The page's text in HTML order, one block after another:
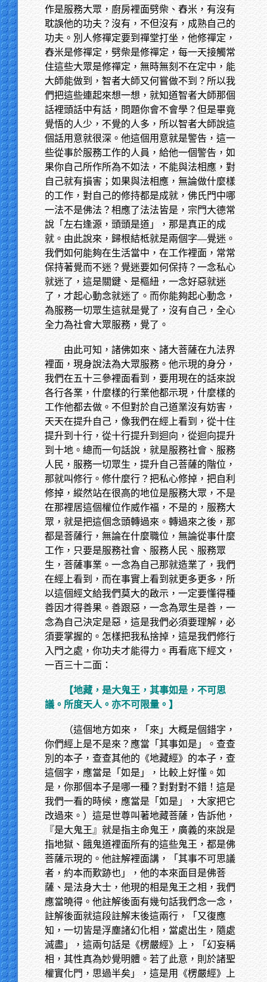
作是服務大眾，廚房裡面劈柴、舂米，有沒有
耽誤他的功夫？沒有，不但沒有，成熟自己的
功夫。別人修禪定要到禪堂打坐，他修禪定，
舂米是修禪定，劈柴是修禪定，每一天接觸常
住這些大眾是修禪定，無時無刻不在定中，能
大師能做到，智者大師又何嘗做不到？所以我
們把這些連起來想一想，就知道智者大師那個
話裡頭話中有話，問題你會不會學？但是畢竟
覺悟的人少，不覺的人多，所以智者大師說這
個話用意就很深。他這個用意就是警告，這一
些從事於服務工作的人員，給他一個警告，如
果你自己所作所為不如法，不能與法相應，對
自己就有損害；如果與法相應，無論做什麼樣
的工作，對自己的修持都是成就，佛氏門中哪
一法不是佛法？相應了法法皆是，宗門大德常
說「左右逢源，頭頭是道」，那是真正的成
就。由此說來，歸根結柢就是兩個字—覺迷。
我們如何能夠在生活當中，在工作裡面，常常
保持著覺而不迷？覺迷要如何保持？一念私心
就迷了，這是關鍵、是樞紐，一念好惡就迷
了，才起心動念就迷了。而你能夠起心動念，
為服務一切眾生這就是覺了，沒有自己，全心
全力為社會大眾服務，覺了。
由此可知，諸佛如來、諸大菩薩在九法界
裡面，現身說法為大眾服務。他示現的身分，
我們在五十三參裡面看到，要用現在的話來說
各行各業，什麼樣的行業他都示現，什麼樣的
工作他都去做。不但對於自己道業沒有妨害，
天天在提升自己，像我們在經上看到，從十住
提升到十行，從十行提升到迴向，從迴向提升
到十地。總而一句話說，就是服務社會、服務
人民，服務一切眾生，提升自己菩薩的階位，
那就叫修行。修什麼行？把私心修掉，把自利
修掉，縱然站在很高的地位是服務大眾，不是
在那裡居這個權位作威作福，不是的，服務大
眾，就是把這個念頭轉過來。轉過來之後，那
都是菩薩行，無論在什麼職位，無論從事什麼
工作，只要是服務社會、服務人民、服務眾
生，菩薩事業。一念為自己那就造業了，我們
在經上看到，而在事實上看到就更多更多，所
以這個經文給我們莫大的啟示，一定要懂得種
善因才得善果。善跟惡，一念為眾生是善，一
念為自己決定是惡，這是我們必須要理解，必
須要掌握的。怎樣把我私捨掉，這是我們修行
入門之處，你功夫才能得力。再看底下經文，
一百三十二面：
【地藏，是大鬼王，其事如是，不可思
議。所度天人。亦不可限量。】
（這個地方如來，「來」大概是個錯字，
你們經上是不是來？應當「其事如是」。查查
別的本子，查查其他的《地藏經》的本子，查
這個字，應當是「如是」，比較上好懂。如
是，你那個本子是哪一種？對對對不錯！這是
我們一看的時候，應當是「如是」，大家把它
改過來。）這是世尊叫著地藏菩薩，告訴他，
『是大鬼王』就是指主命鬼王，廣義的來說是
指地獄、餓鬼道裡面所有的這些鬼王，都是佛
菩薩示現的。他註解裡面講，「其事不可思議
者，約本而歎跡也」，他的本來面目是佛菩
薩、是法身大士，他現的相是鬼王之相，我們
應當曉得。他註解後面有幾句話我們念一念，
註解後面就這段註解末後這兩行，「又復應
知，一切皆是浮塵諸幻化相，當處出生，隨處
滅盡」，這兩句話是《楞嚴經》上，「幻妄稱
相，其性真為妙覺明體。若了此意，則於諸聖
權實化門，思過半矣」，這是用《楞嚴經》上